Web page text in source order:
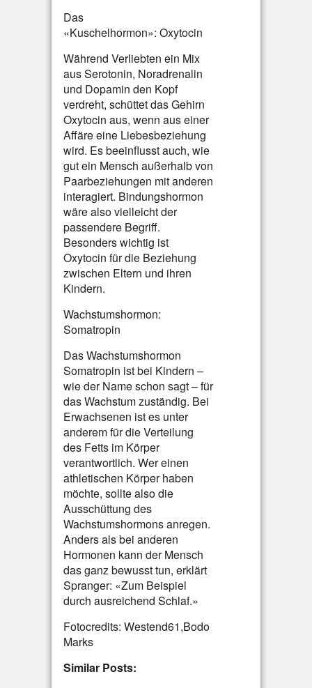
Das
«Kuschelhormon»: Oxytocin
Während Verliebten ein Mix
aus Serotonin, Noradrenalin
und Dopamin den Kopf
verdreht, schüttet das Gehirn
Oxytocin aus, wenn aus einer
Affäre eine Liebesbeziehung
wird. Es beeinflusst auch, wie
gut ein Mensch außerhalb von
Paarbeziehungen mit anderen
interagiert. Bindungshormon
wäre also vielleicht der
passendere Begriff.
Besonders wichtig ist
Oxytocin für die Beziehung
zwischen Eltern und ihren
Kindern.
Wachstumshormon:
Somatropin
Das Wachstumshormon
Somatropin ist bei Kindern –
wie der Name schon sagt – für
das Wachstum zuständig. Bei
Erwachsenen ist es unter
anderem für die Verteilung
des Fetts im Körper
verantwortlich. Wer einen
athletischen Körper haben
möchte, sollte also die
Ausschüttung des
Wachstumshormons anregen.
Anders als bei anderen
Hormonen kann der Mensch
das ganz bewusst tun, erklärt
Spranger: «Zum Beispiel
durch ausreichend Schlaf.»
Fotocredits: Westend61,Bodo
Marks
Similar Posts: